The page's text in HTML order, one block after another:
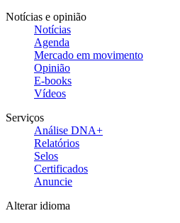
Notícias e opinião
Notícias
Agenda
Mercado em movimento
Opinião
E-books
Vídeos
Serviços
Análise DNA+
Relatórios
Selos
Certificados
Anuncie
Alterar idioma